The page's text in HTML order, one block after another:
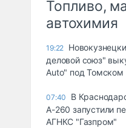
Топливо,
автохимия
19:22
деловой союз"
Auto" под Томском
07:40
В
А-260 запустили
АГНКС "Газпром"